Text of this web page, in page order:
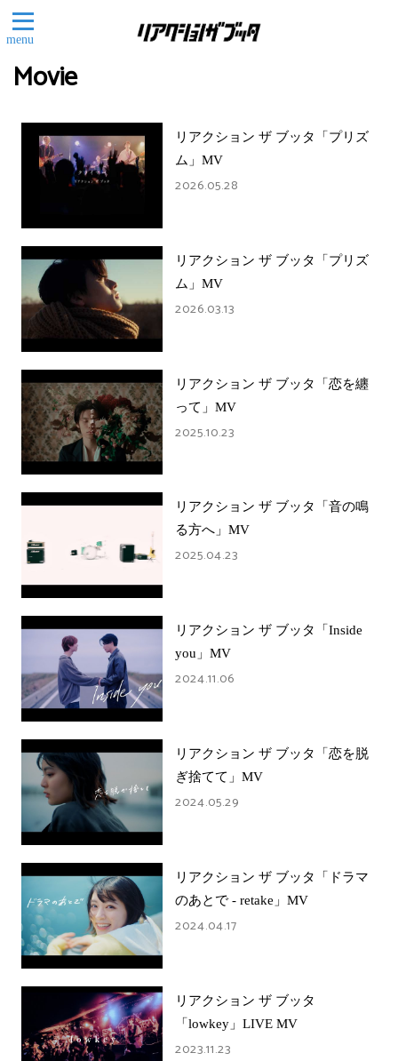
menu
Movie
リアクション ザ ブッタ「プリズ
ム」MV
2026.05.28
リアクション ザ ブッタ「プリズ
ム」MV
2026.03.13
リアクション ザ ブッタ「恋を纏
って」MV
2025.10.23
リアクション ザ ブッタ「音の鳴
る方へ」MV
2025.04.23
リアクション ザ ブッタ「Inside
you」MV
2024.11.06
リアクション ザ ブッタ「恋を脱
ぎ捨てて」MV
2024.05.29
リアクション ザ ブッタ「ドラマ
のあとで - retake」MV
2024.04.17
リアクション ザ ブッタ
「lowkey」LIVE MV
2023.11.23